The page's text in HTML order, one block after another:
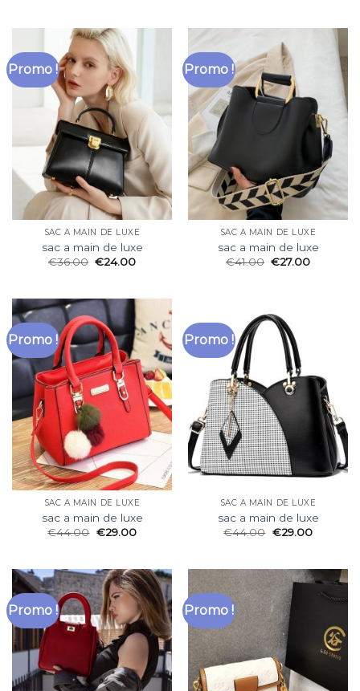
Promo !
SAC A MAIN DE LUXE
sac a main de luxe
€36.00 €24.00
Promo !
SAC A MAIN DE LUXE
sac a main de luxe
€41.00 €27.00
Promo !
SAC A MAIN DE LUXE
sac a main de luxe
€44.00 €29.00
Promo !
SAC A MAIN DE LUXE
sac a main de luxe
€44.00 €29.00
Promo ! Promo !